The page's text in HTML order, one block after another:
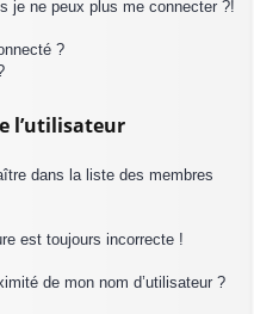
je ne peux plus me connecter ?!
?
l’utilisateur
dans la liste des membres
est toujours incorrecte !
de mon nom d’utilisateur ?